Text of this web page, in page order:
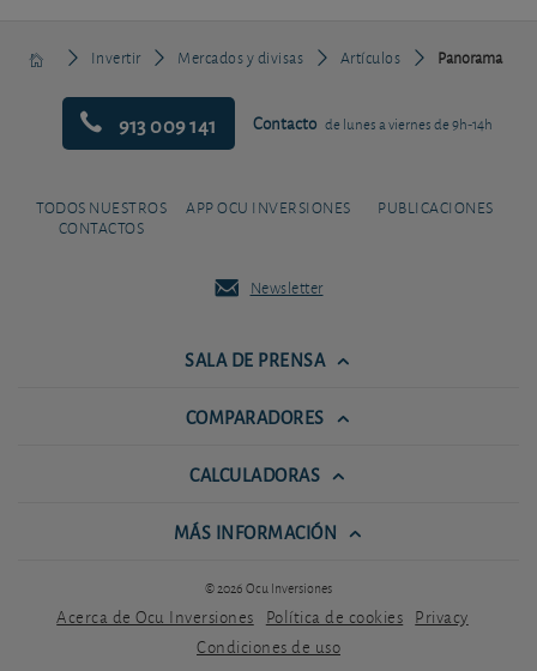
Invertir Mercados y divisas Artículos Panorama
913 009 141 Contacto de lunes a viernes de 9h-14h
TODOS NUESTROS
CONTACTOS
APP OCU INVERSIONES PUBLICACIONES
Newsletter
SALA DE PRENSA
COMPARADORES
CALCULADORAS
MÁS INFORMACIÓN
© 2026 Ocu Inversiones
Acerca de Ocu Inversiones Política de cookies Privacy
Condiciones de uso